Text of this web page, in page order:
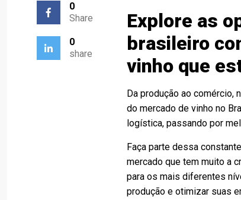
0
Share
0
share
Explore as
brasileiro
vinho que
Da produção ao comércio,
do mercado de vinho no
logística, passando por
Faça parte dessa
mercado que tem muito a
para os mais diferentes
produção e otimizar suas